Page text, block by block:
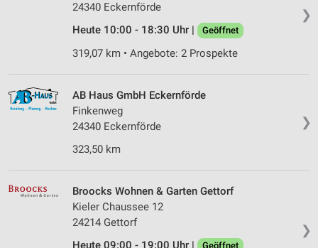
❯
24340 Eckernförde
Heute 10:00 - 18:30 Uhr |
Geöffnet
319,07 km • Angebote: 2 Prospekte
❯
AB Haus GmbH Eckernförde
Finkenweg
24340 Eckernförde
323,50 km
❯
Broocks Wohnen & Garten Gettorf
Kieler Chaussee 12
24214 Gettorf
Heute 09:00 - 19:00 Uhr |
Geöffnet